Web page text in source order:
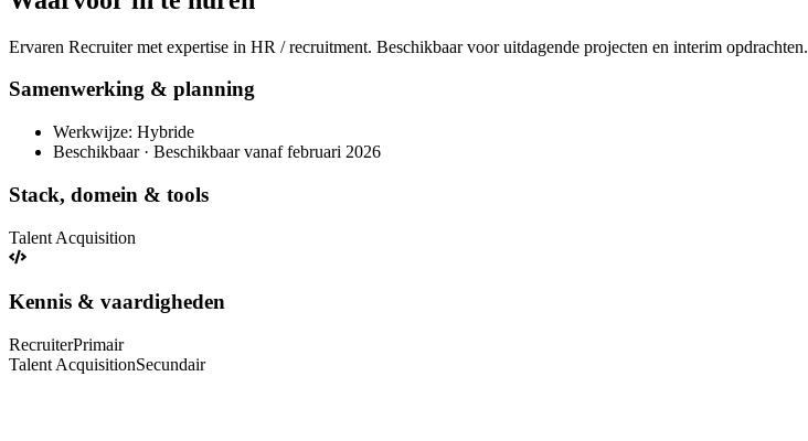
Ervaren Recruiter met expertise in HR / recruitment. Beschikbaar voor uitdagende projecten en interim opdrachten.
Samenwerking & planning
Werkwijze: Hybride
Beschikbaar · Beschikbaar vanaf februari 2026
Stack, domein & tools
Talent Acquisition
Kennis & vaardigheden
RecruiterPrimair
Talent AcquisitionSecundair